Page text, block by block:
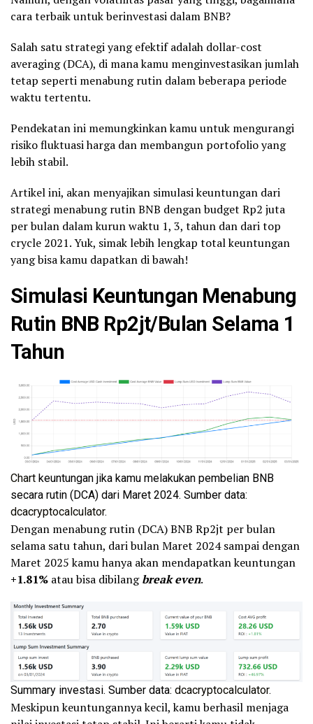
cara terbaik untuk berinvestasi dalam BNB?
Salah satu strategi yang efektif adalah dollar-cost
averaging (DCA), di mana kamu menginvestasikan jumlah
tetap seperti menabung rutin dalam beberapa periode
waktu tertentu.
Pendekatan ini memungkinkan kamu untuk mengurangi
risiko fluktuasi harga dan membangun portofolio yang
lebih stabil.
Artikel ini, akan menyajikan simulasi keuntungan dari
strategi menabung rutin BNB dengan budget Rp2 juta
per bulan dalam kurun waktu 1, 3, tahun dan dari top
crycle 2021. Yuk, simak lebih lengkap total keuntungan
yang bisa kamu dapatkan di bawah!
Simulasi Keuntungan Menabung
Rutin BNB Rp2jt/Bulan Selama 1
Tahun
Chart keuntungan jika kamu melakukan pembelian BNB
secara rutin (DCA) dari Maret 2024. Sumber data:
dcacryptocalculator.
Dengan menabung rutin (DCA) BNB Rp2jt per bulan
selama satu tahun, dari bulan Maret 2024 sampai dengan
Maret 2025 kamu hanya akan mendapatkan keuntungan
+1.81% atau bisa dibilangbreak even.
Summary investasi. Sumber data: dcacryptocalculator.
Meskipun keuntungannya kecil, kamu berhasil menjaga